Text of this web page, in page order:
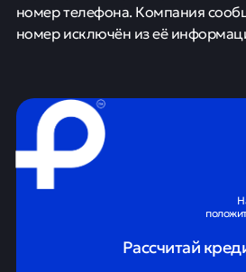
номер телефона. Компания
номер исключён из её
Рассчитай